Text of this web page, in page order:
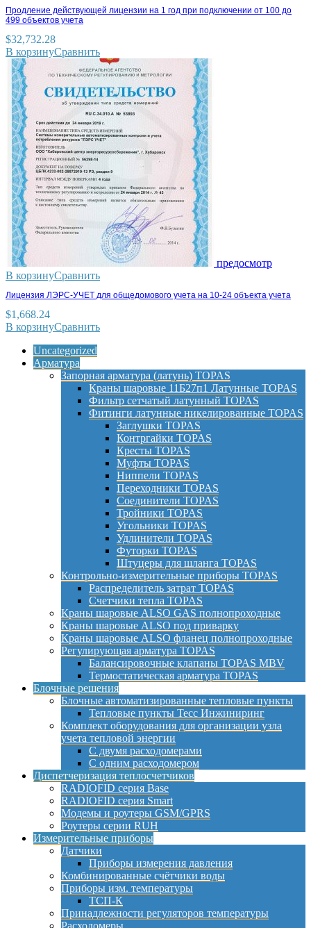
Продление действующей лицензии на 1 год при подключении от 100 до
499 объектов учета
$32,732.28
В корзинуСравнить
предосмотр
В корзинуСравнить
Лицензия ЛЭРС-УЧЕТ для общедомового учета на 10-24 объекта учета
$1,668.24
В корзинуСравнить
Uncategorized
Арматура
Запорная арматура (латунь) TOPAS
Краны шаровые 11Б27п1 Латунные TOPAS
Фильтр сетчатый латунный TOPAS
Фитинги латунные никелированные TOPAS
Заглушки TOPAS
Контргайки TOPAS
Кресты TOPAS
Муфты TOPAS
Ниппели TOPAS
Переходники TOPAS
Соединители TOPAS
Тройники TOPAS
Угольники TOPAS
Удлинители TOPAS
Футорки TOPAS
Штуцеры для шланга TOPAS
Контрольно-измерительные приборы TOPAS
Распределитель затрат TOPAS
Счетчики тепла TOPAS
Краны шаровые ALSO GAS полнопроходные
Краны шаровые ALSO под приварку
Краны шаровые ALSO фланец полнопроходные
Регулирующая арматура TOPAS
Балансировочные клапаны TOPAS MBV
Термостатическая арматура TOPAS
Блочные решения
Блочные автоматизированные тепловые пункты
Тепловые пункты Тесс Инжиниринг
Комплект оборудования для организации узла
учета тепловой энергии
С двумя расходомерами
С одним расходомером
Диспетчеризация теплосчетчиков
RADIOFID серия Base
RADIOFID серия Smart
Модемы и роутеры GSM/GPRS
Роутеры серии RUH
Измерительные приборы
Датчики
Приборы измерения давления
Комбинированные счётчики воды
Приборы изм. температуры
ТСП-К
Принадлежности регуляторов температуры
Расходомеры